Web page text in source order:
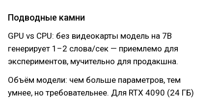
Подводные камни
GPU vs CPU: без видеокарты модель на 7B
генерирует 1–2 слова/сек — приемлемо для
экспериментов, мучительно для продакшна.
Объём модели: чем больше параметров, тем
умнее, но требовательнее. Для RTX 4090 (24 ГБ)